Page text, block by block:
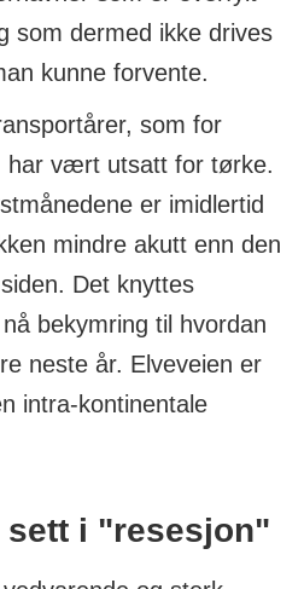
som dermed ikke drives
kunne forvente.
som for
har vært utsatt for tørke.
er imidlertid
mindre akutt enn den
Det knyttes
bekymring til hvordan
neste år. Elveveien er
intra-kontinentale
sett i "resesjon"